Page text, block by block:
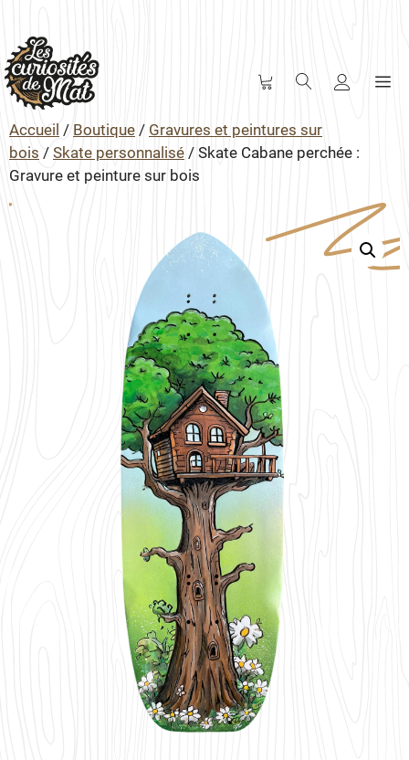
Aller
au
contenu
Accueil / Boutique / Gravures et peintures sur
bois / Skate personnalisé / Skate Cabane perchée :
Gravure et peinture sur bois